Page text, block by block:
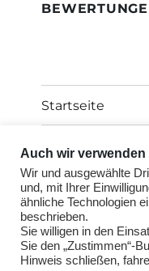
Startseite
Über uns als
Standorte
Wertgutachten
Kontakt
Auch wir
Wir und ausgewählte
und, mit Ihrer
ähnliche Technologien
beschrieben.
Sie willigen in den
Sie den „Zustimmen“-
Hinweis schließen,